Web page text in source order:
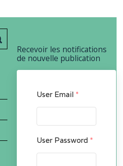
Recevoir les notifications
de nouvelle publication
User Email *
User Password *